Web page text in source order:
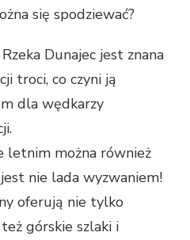
się spodziewać?
Rzeka Dunajec jest znana
troci, co czyni ją
dla wędkarzy
letnim można również
jest nie lada wyzwaniem!
oferują nie tylko
górskie szlaki i